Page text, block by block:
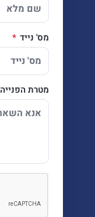
מס' נייד
מטרת הפנייה